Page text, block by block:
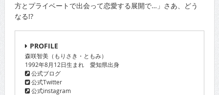
方とプライベートで出会って恋愛する展開で…」さあ、どう
なる!?
PROFILE
森咲智美（もりさき・ともみ）
1992年8月12日生まれ 愛知県出身
公式ブログ
公式Twitter
公式instagram